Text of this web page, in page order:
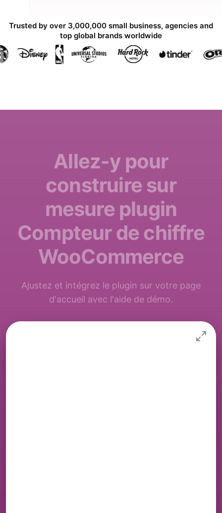
Trusted by over 3,000,000 small business, agencies and
top global brands worldwide
Allez-y pour
construire sur
mesure plugin
Compteur de chiffre
WooCommerce
Ajustez et intégrez le plugin sur votre page
d'accueil avec l'aide de démo.